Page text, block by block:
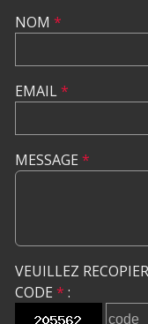
NOM *
EMAIL*
MESSAGE *
VEUILLEZ
CODE * :